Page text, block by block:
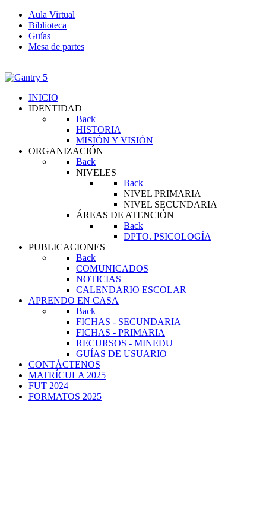
Aula Virtual
Biblioteca
Guías
Mesa de partes
INICIO
IDENTIDAD
Back
HISTORIA
MISIÓN Y VISIÓN
ORGANIZACIÓN
Back
NIVELES
Back
NIVEL PRIMARIA
NIVEL SECUNDARIA
ÁREAS DE ATENCIÓN
Back
DPTO. PSICOLOGÍA
PUBLICACIONES
Back
COMUNICADOS
NOTICIAS
CALENDARIO ESCOLAR
APRENDO EN CASA
Back
FICHAS - SECUNDARIA
FICHAS - PRIMARIA
RECURSOS - MINEDU
GUÍAS DE USUARIO
CONTÁCTENOS
MATRÍCULA 2025
FUT 2024
FORMATOS 2025